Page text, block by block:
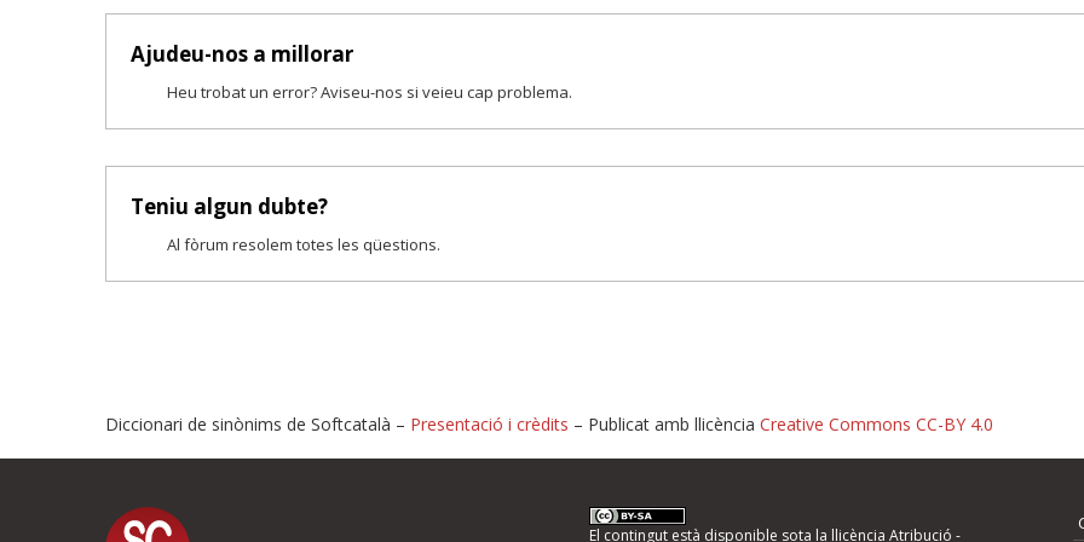
Ajudeu-nos a millorar
Heu trobat un error? Aviseu-nos si veieu cap problema.
Teniu algun dubte?
Al fòrum resolem totes les qüestions.
Proposeu-nos millores o informeu d'errors
Diccionari de sinònims de Softcatalà – Presentació i crèdits – Publicat amb llicència Creative Commons CC-BY 4.0
El contingut està disponible sota la llicència Atribució -